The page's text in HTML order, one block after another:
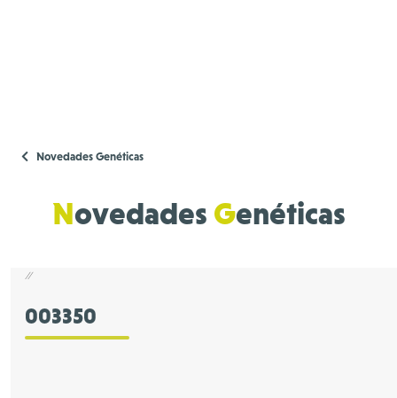
Novedades Genéticas
Novedades Genéticas
//
003350